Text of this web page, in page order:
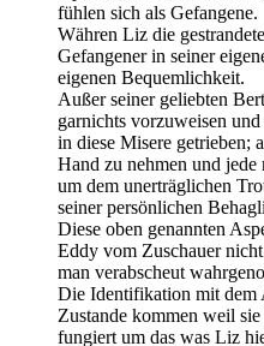
fühlen sich als Gefangene.
Währen Liz die
Gefangener in seiner
eigenen Bequemlichkeit.
Außer seiner geliebten
garnichts vorzuweisen
in diese Misere getrieben;
Hand zu nehmen und
um dem unerträglichen
seiner persönlichen
Diese oben genannten
Eddy vom Zuschauer
man verabscheut
Die Identifikation mit dem
Zustande kommen weil
fungiert um das was Liz